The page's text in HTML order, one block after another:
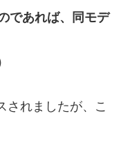
であれば、同モデ
されましたが、こ